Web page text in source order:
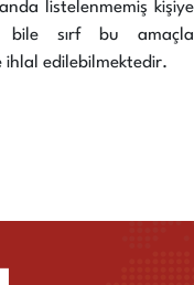
listelenmemiş kişiye
bile sırf bu amaçla
ihlal edilebilmektedir.